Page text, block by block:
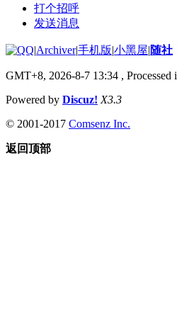
打个招呼
发送消息
|Archiver|手机版|小黑屋|随社
GMT+8, 2026-8-7 13:34 ,
Powered by Discuz! X3.3
© 2001-2017 Comsenz Inc.
返回顶部